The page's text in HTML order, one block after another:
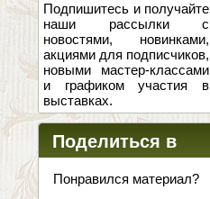
Подпишитесь и получайте
наши рассылки с
новостями, новинками,
акциями для подписчиков,
новыми мастер-классами
и графиком участия в
выставках.
Поделиться в
соцсетях
Понравился материал?